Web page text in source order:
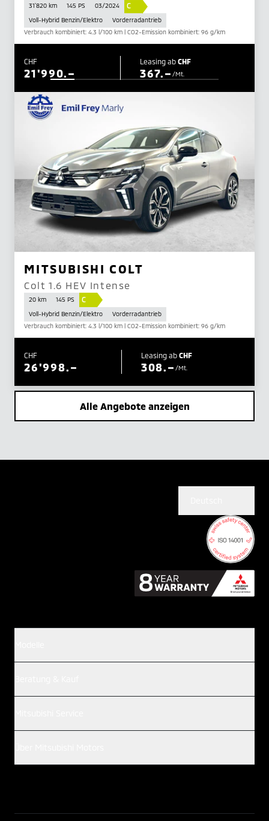
31'820 km 145 PS 03/2024 C
Voll-Hybrid Benzin/Elektro
Vorderradantrieb
Verbrauch kombiniert: 4.3 l/100 km | CO2-Emission kombiniert: 96 g/km
CHF
21'990.–
Leasing ab CHF
367.– /Mt.
MITSUBISHI COLT
Colt 1.6 HEV Intense
20 km 145 PS C
Voll-Hybrid Benzin/Elektro
Vorderradantrieb
Verbrauch kombiniert: 4.3 l/100 km | CO2-Emission kombiniert: 96 g/km
CHF
26'998.–
Leasing ab CHF
308.– /Mt.
Alle Angebote anzeigen